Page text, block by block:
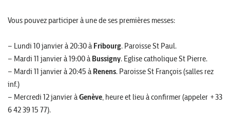
Vous pouvez participer à une de ses premières messes:
– Lundi 10 janvier à 20:30 à Fribourg. Paroisse St Paul.
– Mardi 11 janvier à 19:00 à Bussigny. Eglise catholique St Pierre.
– Mardi 11 janvier à 20:45 à Renens. Paroisse St François (salles rez
inf.)
– Mercredi 12 janvier àGenève , heure et lieu à confirmer (appeler +33
6 42 39 15 77).